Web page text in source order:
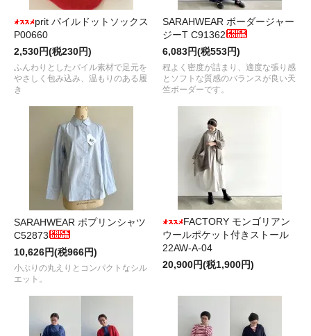
prit パイルドットソックス
P00660
2,530円(税230円)
ふんわりとしたパイル素材で足元を
やさしく包み込み、温もりのある履
き
SARAHWEAR ボーダージャー
ジーT C91362
6,083円(税553円)
程よく密度が詰まり、適度な張り感
とソフトな質感のバランスが良い天
竺ボーダーです。
SARAHWEAR ポプリンシャツ
C52873
10,626円(税966円)
小ぶりの丸えりとコンパクトなシル
エット。
FACTORY モンゴリアン
ウールポケット付きストール
22AW-A-04
20,900円(税1,900円)